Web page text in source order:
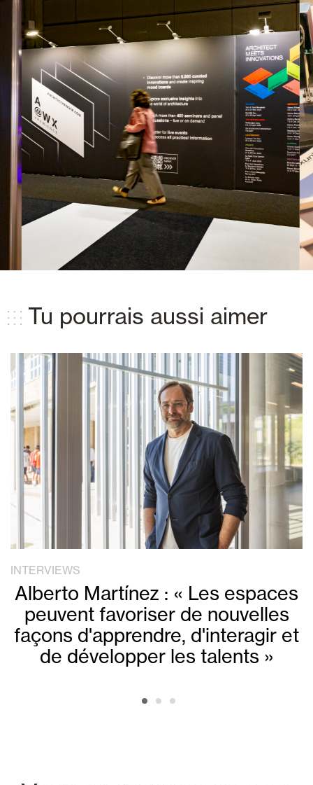
Tu pourrais aussi aimer
INTERVIEWS
Alberto Martínez : « Les espaces
peuvent favoriser de nouvelles
façons d'apprendre, d'interagir et
de développer les talents »